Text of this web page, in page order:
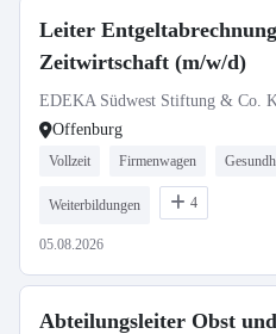
Leiter
Zeitwirtschaft (m/w/d)
EDEKA Südwest Stiftung & Co.
Offenburg
Vollzeit Firmenwagen
Weiterbildungen 4
05.08.2026
Abteilungsleiter Obst